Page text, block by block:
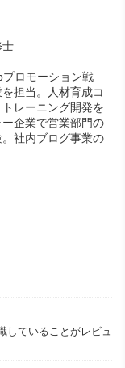
ロモーション戦
担当。人材育成コ
レーニング開発を
企業で営業部門の
社内ブログ事業の
会社の役員を兼
（明日香出版社）
していることがレビュ